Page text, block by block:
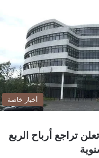
أخبار خاصة
تراجع أرباح الربع